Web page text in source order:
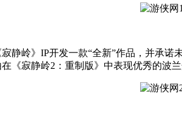
岭》IP开发一款“全新”作品，并承诺
寂静岭2：重制版》中表现优秀的波兰